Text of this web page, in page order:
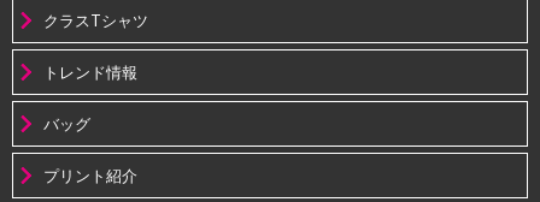
クラスTシャツ
トレンド情報
バッグ
プリント紹介